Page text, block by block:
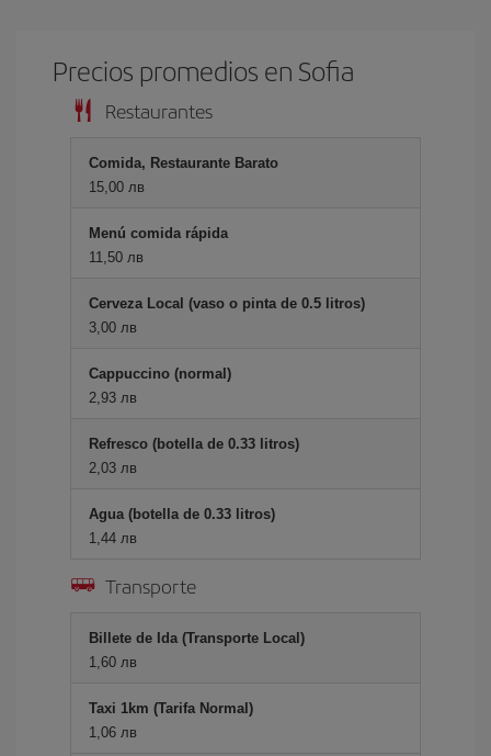
Precios promedios en Sofia
Restaurantes
Comida, Restaurante Barato
15,00 лв
Menú comida rápida
11,50 лв
Cerveza Local (vaso o pinta de 0.5 litros)
3,00 лв
Cappuccino (normal)
2,93 лв
Refresco (botella de 0.33 litros)
2,03 лв
Agua (botella de 0.33 litros)
1,44 лв
Transporte
Billete de Ida (Transporte Local)
1,60 лв
Taxi 1km (Tarifa Normal)
1,06 лв